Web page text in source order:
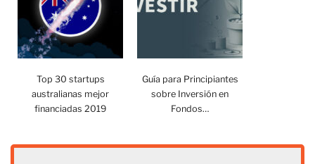
Top 30 startups
australianas mejor
financiadas 2019
Guía para Principiantes
sobre Inversión en
Fondos…